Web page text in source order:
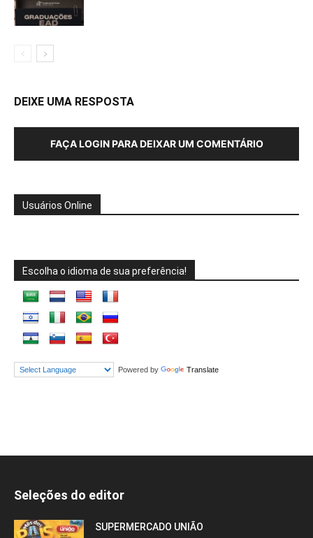
DEIXE UMA RESPOSTA
FAÇA LOGIN PARA DEIXAR UM COMENTÁRIO
Usuários Online
Escolha o idioma de sua preferência!
Powered by Translate
Seleções do editor
SUPERMERCADO UNIÃO